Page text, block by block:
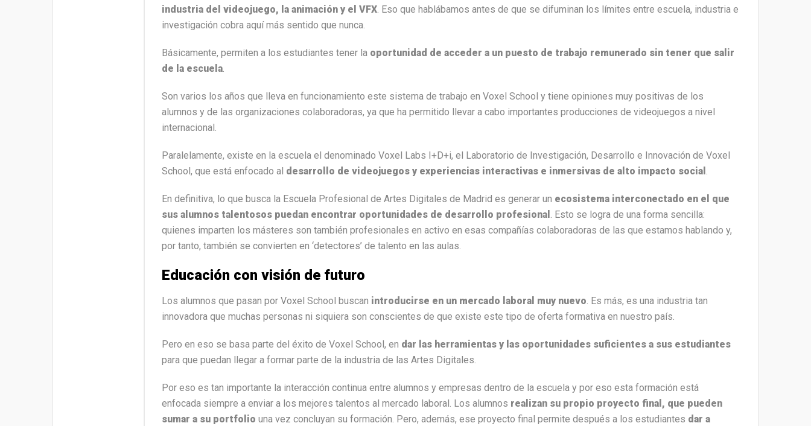
industria del videojuego, la animación y el VFX. Eso que hablábamos antes de que se difuminan los límites entre escuela, industria e
investigación cobra aquí más sentido que nunca.
Básicamente, permiten a los estudiantes tener la oportunidad de acceder a un puesto de trabajo remunerado sin tener que salir
de la escuela.
Son varios los años que lleva en funcionamiento este sistema de trabajo en Voxel School y tiene opiniones muy positivas de los
alumnos y de las organizaciones colaboradoras, ya que ha permitido llevar a cabo importantes producciones de videojuegos a nivel
internacional.
Paralelamente, existe en la escuela el denominado Voxel Labs I+D+i, el Laboratorio de Investigación, Desarrollo e Innovación de Voxel
School, que está enfocado al desarrollo de videojuegos y experiencias interactivas e inmersivas de alto impacto social .
En definitiva, lo que busca la Escuela Profesional de Artes Digitales de Madrid es generar un ecosistema interconectado en el que
sus alumnos talentosos puedan encontrar oportunidades de desarrollo profesional . Esto se logra de una forma sencilla:
quienes imparten los másteres son también profesionales en activo en esas compañías colaboradoras de las que estamos hablando y,
por tanto, también se convierten en ‘detectores’ de talento en las aulas.
Educación con visión de futuro
Los alumnos que pasan por Voxel School buscan introducirse en un mercado laboral muy nuevo. Es más, es una industria tan
innovadora que muchas personas ni siquiera son conscientes de que existe este tipo de oferta formativa en nuestro país.
Pero en eso se basa parte del éxito de Voxel School, en dar las herramientas y las oportunidades suficientes a sus estudiantes
para que puedan llegar a formar parte de la industria de las Artes Digitales.
Por eso es tan importante la interacción continua entre alumnos y empresas dentro de la escuela y por eso esta formación está
enfocada siempre a enviar a los mejores talentos al mercado laboral. Los alumnos realizan su propio proyecto final, que pueden
sumar a su portfolio una vez concluyan su formación. Pero, además, ese proyecto final permite después a los estudiantes dar a